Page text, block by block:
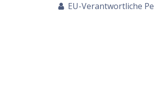
EU-Verantwortliche